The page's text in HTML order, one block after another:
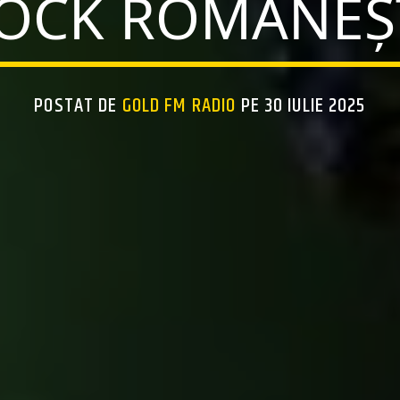
POSTAT DE GOLD FM RADIO PE 30 IULIE 2025